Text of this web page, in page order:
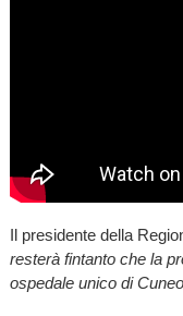
Il presidente della
resterà fintanto che la
ospedale unico di